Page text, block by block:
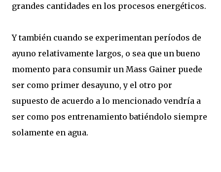
grandes cantidades en los procesos energéticos.
Y también cuando se experimentan períodos de
ayuno relativamente largos, o sea que un bueno
momento para consumir un Mass Gainer puede
ser como primer desayuno, y el otro por
supuesto de acuerdo a lo mencionado vendría a
ser como pos entrenamiento batiéndolo siempre
solamente en agua.